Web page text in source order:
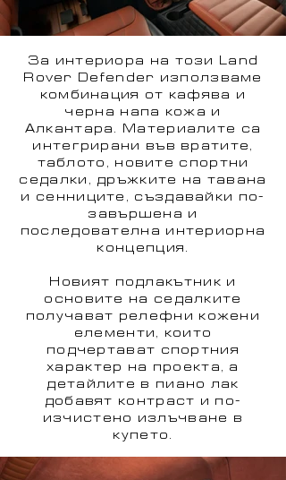
За интериора на този Land
Rover Defender използваме
комбинация от кафява и
черна напа кожа и
Алкантара. Материалите са
интегрирани във вратите,
таблото, новите спортни
седалки, дръжките на тавана
и сенниците, създавайки по-
завършена и
последователна интериорна
концепция.
Новият подлакътник и
основите на седалките
получават релефни кожени
елементи, които
подчертават спортния
характер на проекта, а
детайлите в пиано лак
добавят контраст и по-
изчистено излъчване в
купето.